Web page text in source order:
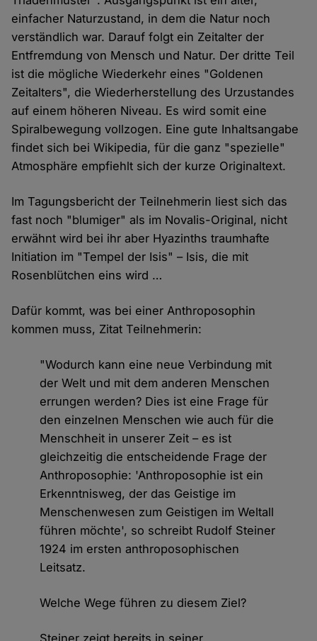
einfacher Naturzustand, in dem die Natur noch
verständlich war. Darauf folgt ein Zeitalter der
Entfremdung von Mensch und Natur. Der dritte Teil
ist die mögliche Wiederkehr eines "Goldenen
Zeitalters", die Wiederherstellung des Urzustandes
auf einem höheren Niveau. Es wird somit eine
Spiralbewegung vollzogen. Eine gute Inhaltsangabe
findet sich bei Wikipedia, für die ganz "spezielle"
Atmosphäre empfiehlt sich der kurze Originaltext.
Im Tagungsbericht der Teilnehmerin liest sich das
fast noch "blumiger" als im Novalis-Original, nicht
erwähnt wird bei ihr aber Hyazinths traumhafte
Initiation im "Tempel der Isis" – Isis, die mit
Rosenblütchen eins wird …
Dafür kommt, was bei einer Anthroposophin
kommen muss, Zitat Teilnehmerin:
"Wodurch kann eine neue Verbindung mit
der Welt und mit dem anderen Menschen
errungen werden? Dies ist eine Frage für
den einzelnen Menschen wie auch für die
Menschheit in unserer Zeit – es ist
gleichzeitig die entscheidende Frage der
Anthroposophie: 'Anthroposophie ist ein
Erkenntnisweg, der das Geistige im
Menschenwesen zum Geistigen im Weltall
führen möchte', so schreibt Rudolf Steiner
1924 im ersten anthroposophischen
Leitsatz.
Welche Wege führen zu diesem Ziel?